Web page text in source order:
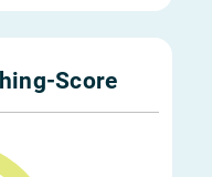
Score